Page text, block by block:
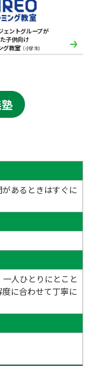
ェントグループが
子供向け
グ教室（小学生）
あるときはすぐに
一人ひとりにとこと
に合わせて丁寧に